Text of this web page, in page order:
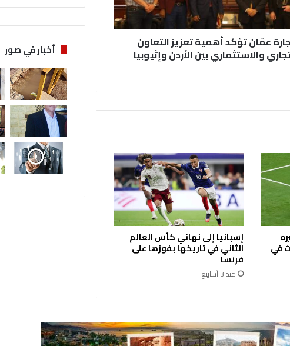
عمّان تؤكد أهمية تعزيز التعاون
والاستثماري بين الأردن وإثيوبيا
في
إسبانيا إلى نهائي كأس العالم
الثاني في تاريخها بفوزها على
فرنسا
منذ 3 أسابيع
أخبار في صور